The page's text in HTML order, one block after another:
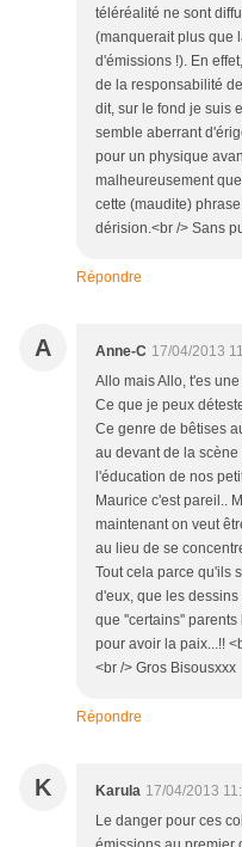
téléréalité ne sont
(manquerait plus que
d'émissions !). En
de la responsabilité
dit, sur le fond je suis
semble aberrant
pour un physique
malheureusement
cette (maudite)
dérision.<br /> Sans
Répondre
A Anne-C 17/04/2013
Allo mais Allo, t'es
Ce que je peux
Ce genre de bêtises
au devant de la scène
l'éducation de nos
Maurice c'est pareil..
maintenant on veut
au lieu de se
Tout cela parce qu'ils
d'eux, que les
que ''certains''
pour avoir la paix...!!
<br /> Gros Bisousxxx
Répondre
K Karula 17/04/2013
Le danger pour ces